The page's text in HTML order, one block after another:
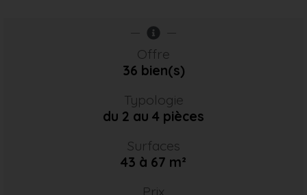
Offre
36 bien(s)
Typologie
du 2 au 4 pièces
Surfaces
43 à 67 m²
Prix